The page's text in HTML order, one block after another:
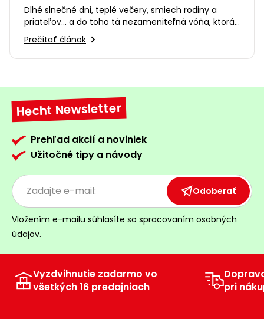
Dlhé slnečné dni, teplé večery, smiech rodiny a
priateľov... a do toho tá nezameniteľná vôňa, ktorá
sa šíri po celej…
Prečítať článok
Hecht Newsletter
Prehľad akcií a noviniek
Užitočné tipy a návody
Odoberať
Vložením e-mailu súhlasíte so spracovaním osobných
údajov.
Vyzdvihnutie zadarmo vo
všetkých 16 predajniach
pri